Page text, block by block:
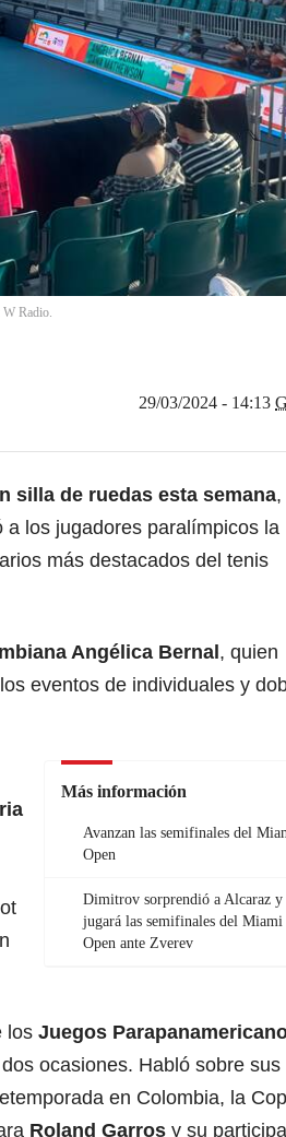
W Radio.
29/03/2024 - 14:13
silla de ruedas esta semana,
los jugadores paralímpicos la
más destacados del tenis
Angélica Bernal , quien
eventos de individuales y
Más información
Avanzan las semifinales del
Open
Dimitrov sorprendió a Alcaraz y
jugará las semifinales del Miami
Open ante Zverev
los Juegos
ocasiones. Habló sobre sus
en Colombia, la
Roland Garros y su